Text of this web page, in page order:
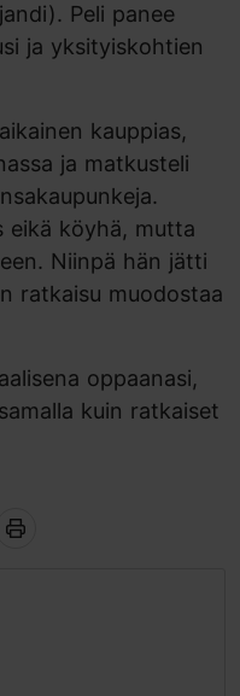
Peli panee
ja yksityiskohtien
kauppias,
ja matkusteli
eikä köyhä, mutta
Niinpä hän jätti
ratkaisu muodostaa
oppaanasi,
kuin ratkaiset